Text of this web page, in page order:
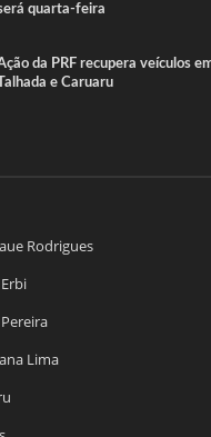
quarta-feira
da PRF recupera veículos
e Caruaru
Rodrigues
Lima